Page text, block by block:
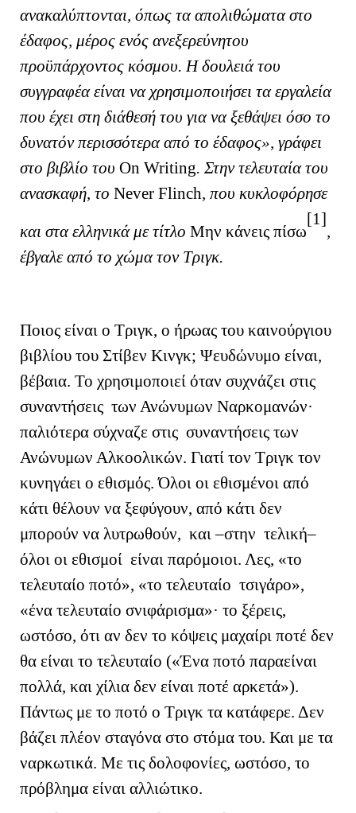
ανακαλύπτονται, όπως τα απολιθώματα στο
έδαφος, μέρος ενός ανεξερεύνητου
προϋπάρχοντος κόσμου. Η δουλειά του
συγγραφέα είναι να χρησιμοποιήσει τα εργαλεία
που έχει στη διάθεσή του για να ξεθάψει όσο το
δυνατόν περισσότερα από το έδαφος», γράφει
στο βιβλίο του On Writing. Στην τελευταία του
ανασκαφή, το Never Flinch, που κυκλοφόρησε
και στα ελληνικά με τίτλο Μην κάνεις πίσω
[1]
,
έβγαλε από το χώμα τον Τριγκ.
Ποιος είναι ο Τριγκ, ο ήρωας του καινούργιου
βιβλίου του Στίβεν Κινγκ; Ψευδώνυμο είναι,
βέβαια. Το χρησιμοποιεί όταν συχνάζει στις
συναντήσεις των Ανώνυμων Ναρκομανών·
παλιότερα σύχναζε στις συναντήσεις των
Ανώνυμων Αλκοολικών. Γιατί τον Τριγκ τον
κυνηγάει ο εθισμός. Όλοι οι εθισμένοι από
κάτι θέλουν να ξεφύγουν, από κάτι δεν
μπορούν να λυτρωθούν, και –στην τελική–
όλοι οι εθισμοί είναι παρόμοιοι. Λες, «το
τελευταίο ποτό», «το τελευταίο τσιγάρο»,
«ένα τελευταίο σνιφάρισμα»· το ξέρεις,
ωστόσο, ότι αν δεν το κόψεις μαχαίρι ποτέ δεν
θα είναι το τελευταίο («Ένα ποτό παραείναι
πολλά, και χίλια δεν είναι ποτέ αρκετά»).
Πάντως με το ποτό ο Τριγκ τα κατάφερε. Δεν
βάζει πλέον σταγόνα στο στόμα του. Και με τα
ναρκωτικά. Με τις δολοφονίες, ωστόσο, το
πρόβλημα είναι αλλιώτικο.